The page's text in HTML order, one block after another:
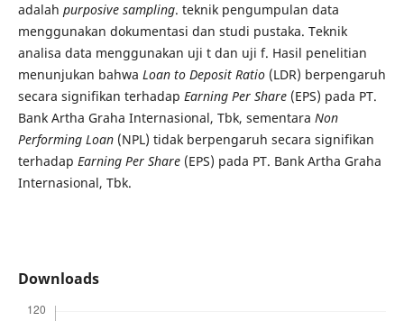
adalah purposive sampling. teknik pengumpulan data
menggunakan dokumentasi dan studi pustaka. Teknik
analisa data menggunakan uji t dan uji f. Hasil penelitian
menunjukan bahwa Loan to Deposit Ratio (LDR) berpengaruh
secara signifikan terhadap Earning Per Share (EPS) pada PT.
Bank Artha Graha Internasional, Tbk, sementara Non
Performing Loan (NPL) tidak berpengaruh secara signifikan
terhadap Earning Per Share (EPS) pada PT. Bank Artha Graha
Internasional, Tbk.
Downloads